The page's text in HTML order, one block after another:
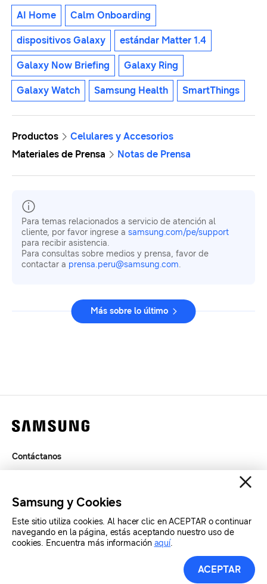
AI Home Calm Onboarding
dispositivos Galaxy estándar Matter 1.4
Galaxy Now Briefing Galaxy Ring
Galaxy Watch Samsung Health SmartThings
Productos
Celulares y Accesorios
Materiales de Prensa
Notas de Prensa
Para temas relacionados a servicio de atención al
cliente, por favor ingrese a samsung.com/pe/support
para recibir asistencia.
Para consultas sobre medios y prensa, favor de
contactar a prensa.peru@samsung.com.
Más sobre lo último
Contáctanos
SAMSUNG.COM
Copyright© SAMSUNG Todos los derechos reservados.
Samsung y Cookies
Este sitio utiliza cookies. Al hacer clic en ACEPTAR o continuar
navegando en la página, estás aceptando nuestro uso de
cookies. Encuentra más información aquí.
ACEPTAR